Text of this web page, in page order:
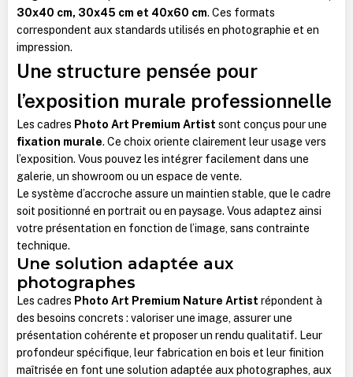
30x40 cm, 30x45 cm et 40x60 cm. Ces formats
correspondent aux standards utilisés en photographie et en
impression.
Une structure pensée pour
l’exposition murale professionnelle
Les cadres Photo Art Premium Artist sont conçus pour une
fixation murale. Ce choix oriente clairement leur usage vers
l’exposition. Vous pouvez les intégrer facilement dans une
galerie, un showroom ou un espace de vente.
Le système d’accroche assure un maintien stable, que le cadre
soit positionné en portrait ou en paysage. Vous adaptez ainsi
votre présentation en fonction de l’image, sans contrainte
technique.
Une solution adaptée aux
photographes
Les cadres Photo Art Premium Nature Artist répondent à
des besoins concrets : valoriser une image, assurer une
présentation cohérente et proposer un rendu qualitatif. Leur
profondeur spécifique, leur fabrication en bois et leur finition
maîtrisée en font une solution adaptée aux photographes, aux